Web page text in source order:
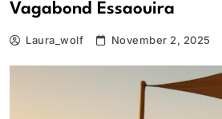
Vagabond Essaouira
Laura_wolf November 2, 2025